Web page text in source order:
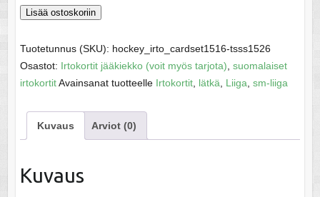
Sandell,
-
SM-
liiga
16
määrä
Lisää ostoskoriin
Tuotetunnus (SKU): hockey_irto_cardset1516-tsss1526
Osastot: Irtokortit jääkiekko (voit myös tarjota) suomalaiset
irtokortitAvainsanat tuotteelle Irtokortit, lätkä Liiga sm-liiga
Kuvaus Arviot (0)
Kuvaus